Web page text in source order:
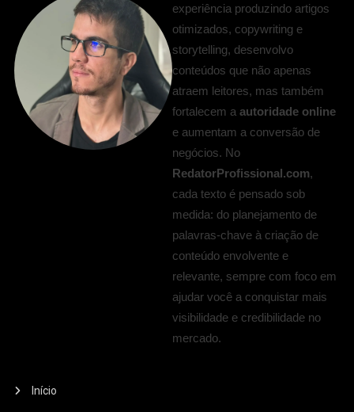
experiência produzindo artigos
otimizados, copywriting e
storytelling, desenvolvo
conteúdos que não apenas
atraem leitores, mas também
fortalecem aautoridade online
e aumentam a conversão de
negócios. No
RedatorProfissional.com,
cada texto é pensado sob
medida: do planejamento de
palavras-chave à criação de
conteúdo envolvente e
relevante, sempre com foco em
ajudar você a conquistar mais
visibilidade e credibilidade no
mercado.
Início